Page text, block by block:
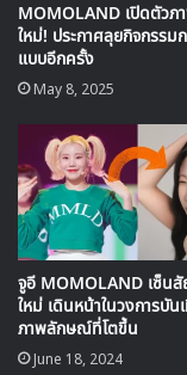
สำหรับเพลงใหม่นี้จ
Momoland เตรียม
ของวงที่ตรงกับวันที่
เดบิวต์ของวง
ทางด้านของ PSY ก็
งานกับ Momoland
MOMOLAND เปิดตัวภ
ใหม่! ประกาศลุยกิจกรรม
แบบอีกครั้ง
May 8, 2025
จูอี MOMOLAND เซ็น
ใหม่ เดินหน้าในวงการบัน
ภาพลักษณ์ที่โตขึ้น
June 18, 2024